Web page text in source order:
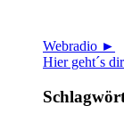
Webradio ►
Hier geht´s